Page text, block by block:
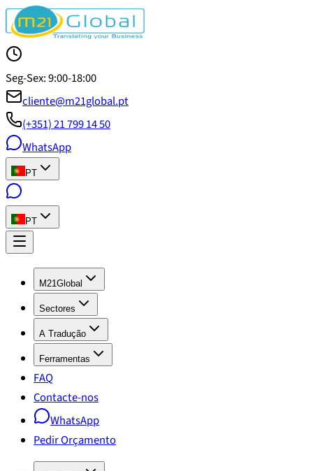
Seg-Sex: 9:00-18:00
cliente@m21global.pt
(+351) 21 799 14 50
WhatsApp
PT
PT
M21Global
Sectores
A Tradução
Ferramentas
FAQ
Contacte-nos
WhatsApp
Pedir Orçamento